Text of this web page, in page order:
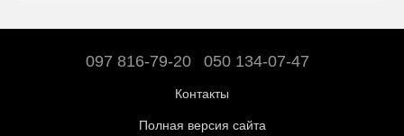
097 816-79-20 050 134-07-47
Контакты
Полная версия сайта